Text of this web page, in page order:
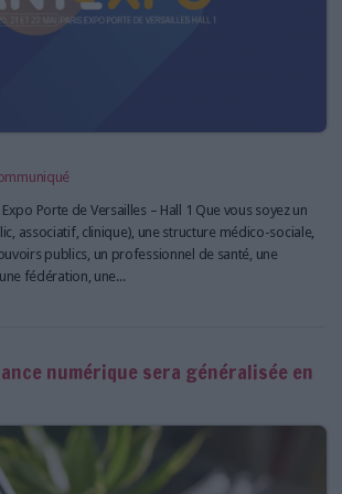
Porte de Versailles – Hall 1 Que vous soyez un
associatif, clinique), une structure médico-sociale,
publics, un professionnel de santé, une
fédération, une...
numérique sera généralisée en